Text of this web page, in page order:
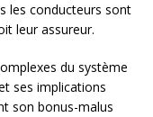
les conducteurs sont
leur assureur.
du système
ses implications
son bonus-malus